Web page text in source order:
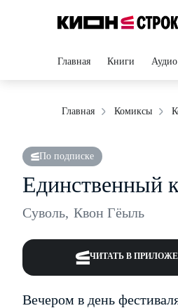
Главная Книги Аудио
Главная Комиксы
По подписке
Единственный
Суволь, Квон Гёыль
ЧИТАТЬ В
Вечером в день